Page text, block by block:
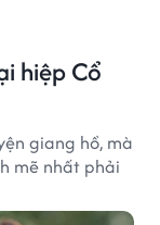
hiệp Cổ
giang hồ, mà
mẽ nhất phải